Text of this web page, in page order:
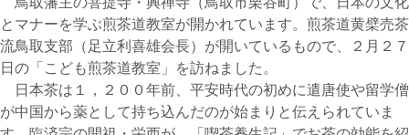
とマナーを学ぶ煎茶道教室が開かれています。煎茶道黄檗売茶
流鳥取支部（足立利喜雄会長）が開いているもので、２月２７
日の「こども煎茶道教室」を訪ねました。
日本茶は１，２００年前、平安時代の初めに遣唐使や留学僧
が中国から薬として持ち込んだのが始まりと伝えられていま